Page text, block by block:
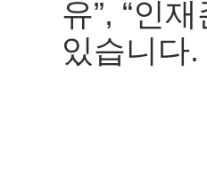
유”, “인
있습니다.